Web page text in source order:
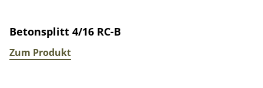
Betonsplitt 4/16 RC-B
Zum Produkt